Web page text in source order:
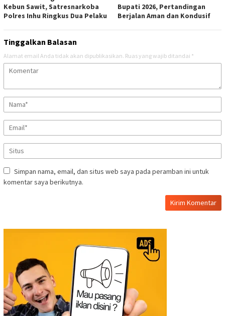
Kebun Sawit, Satresnarkoba
Polres Inhu Ringkus Dua Pelaku
Bupati 2026, Pertandingan
Berjalan Aman dan Kondusif
Tinggalkan Balasan
Alamat email Anda tidak akan dipublikasikan. Ruas yang wajib ditandai *
Simpan nama, email, dan situs web saya pada peramban ini untuk
komentar saya berikutnya.